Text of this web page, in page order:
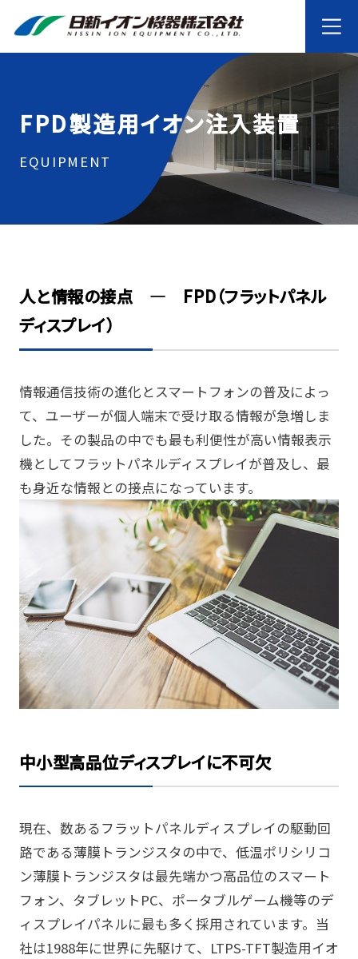
FPD製造用イオン注入装置
EQUIPMENT
人と情報の接点 ― FPD（フラットパネル
ディスプレイ）
情報通信技術の進化とスマートフォンの普及によっ
て、ユーザーが個人端末で受け取る情報が急増しま
した。その製品の中でも最も利便性が高い情報表示
機としてフラットパネルディスプレイが普及し、最
も身近な情報との接点になっています。
中小型高品位ディスプレイに不可欠
現在、数あるフラットパネルディスプレイの駆動回
路である薄膜トランジスタの中で、低温ポリシリコ
ン薄膜トランジスタは最先端かつ高品位のスマート
フォン、タブレットPC、ポータブルゲーム機等のデ
ィスプレイパネルに最も多く採用されています。当
社は1988年に世界に先駆けて、LTPS-TFT製造用イオ